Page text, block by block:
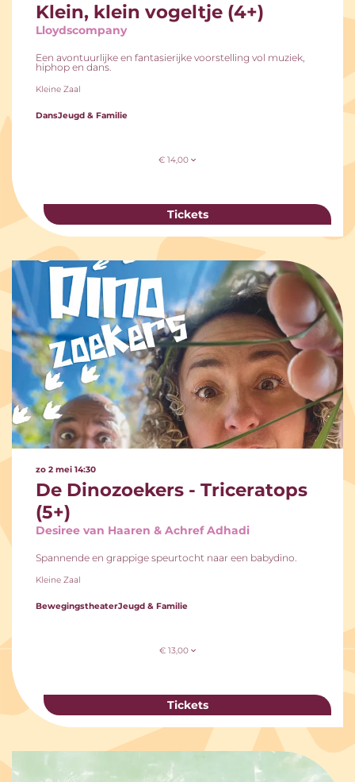
Klein, klein vogeltje (4+)
Lloydscompany
Een avontuurlijke en fantasierijke voorstelling vol muziek,
hiphop en dans.
Kleine Zaal
DansJeugd & Familie
€ 14,00
Tickets
De Dinozoekers - Triceratops
(5+)
Desiree van Haaren & Achref Adhadi
zo 2 mei 14:30
Spannende en grappige speurtocht naar een babydino.
Kleine Zaal
BewegingstheaterJeugd & Familie
€ 13,00
Tickets